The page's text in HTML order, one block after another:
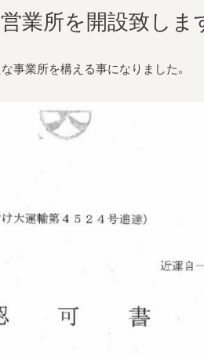
業所を開設致しま
事業所を構える事になりました。